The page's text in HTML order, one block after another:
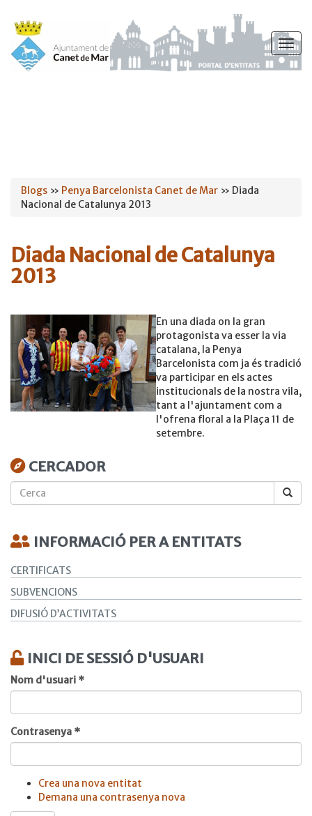
Vés
contingut
Esteu
aquí
Blogs » Penya Barcelonista Canet de Mar » Diada
Nacional de Catalunya 2013
Diada Nacional de Catalunya
2013
En una diada on la gran
protagonista va esser la via
catalana, la Penya
Barcelonista com ja és tradició
va participar en els actes
institucionals de la nostra vila,
tant a l'ajuntament com a
l'ofrena floral a la Plaça 11 de
setembre.
CERCADOR
INFORMACIÓ PER A ENTITATS
CERTIFICATS
SUBVENCIONS
DIFUSIÓ D’ACTIVITATS
INICI DE SESSIÓ D'USUARI
Nom d'usuari *
Contrasenya *
Crea una nova entitat
Demana una contrasenya nova